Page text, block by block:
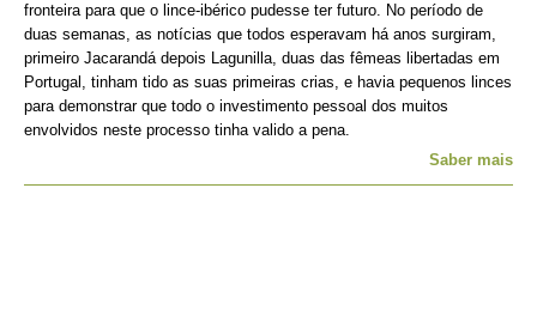
fronteira para que o lince-ibérico pudesse ter futuro. No período de
duas semanas, as notícias que todos esperavam há anos surgiram,
primeiro Jacarandá depois Lagunilla, duas das fêmeas libertadas em
Portugal, tinham tido as suas primeiras crias, e havia pequenos linces
para demonstrar que todo o investimento pessoal dos muitos
envolvidos neste processo tinha valido a pena.
Saber mais